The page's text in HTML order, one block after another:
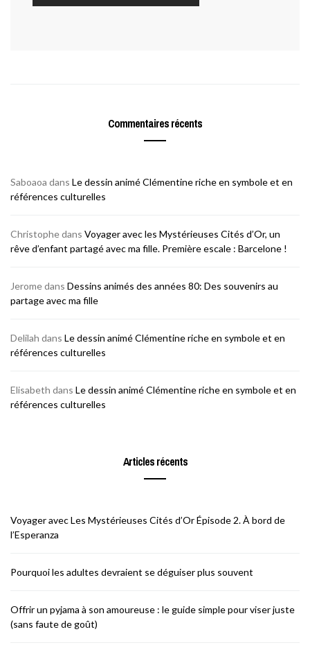
Commentaires récents
Saboaoa dans Le dessin animé Clémentine riche en symbole et en
références culturelles
Christophedans Voyager avec les Mystérieuses Cités d’Or, un
rêve d’enfant partagé avec ma fille. Première escale : Barcelone !
Jeromedans Dessins animés des années 80: Des souvenirs au
partage avec ma fille
Delilah dans Le dessin animé Clémentine riche en symbole et en
références culturelles
Elisabeth dans Le dessin animé Clémentine riche en symbole et en
références culturelles
Articles récents
Voyager avec Les Mystérieuses Cités d’Or Épisode 2. À bord de
l’Esperanza
Pourquoi les adultes devraient se déguiser plus souvent
Offrir un pyjama à son amoureuse : le guide simple pour viser juste
(sans faute de goût)